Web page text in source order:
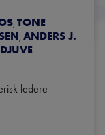
TONE
ANDERS J.
ledere